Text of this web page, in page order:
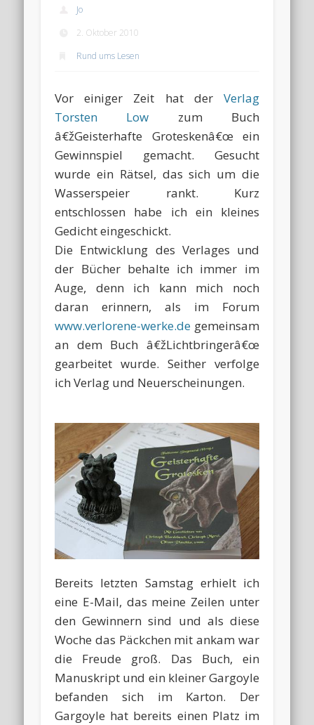
Jo
2. Oktober 2010
Rund ums Lesen
Vor einiger Zeit hat der Verlag
Torsten Low zum Buch
â€žGeisterhafte Groteskenâ€œ ein
Gewinnspiel gemacht. Gesucht
wurde ein Rätsel, das sich um die
Wasserspeier rankt. Kurz
entschlossen habe ich ein kleines
Gedicht eingeschickt.
Die Entwicklung des Verlages und
der Bücher behalte ich immer im
Auge, denn ich kann mich noch
daran erinnern, als im Forum
www.verlorene-werke.de gemeinsam
an dem Buch â€žLichtbringerâ€œ
gearbeitet wurde. Seither verfolge
ich Verlag und Neuerscheinungen.
Bereits letzten Samstag erhielt ich
eine E-Mail, das meine Zeilen unter
den Gewinnern sind und als diese
Woche das Päckchen mit ankam war
die Freude groß. Das Buch, ein
Manuskript und ein kleiner Gargoyle
befanden sich im Karton. Der
Gargoyle hat bereits einen Platz im